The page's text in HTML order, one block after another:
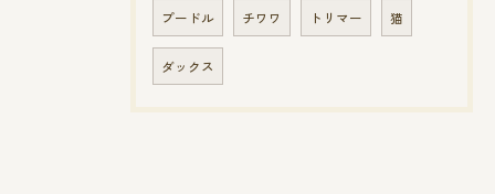
プードル チワワ トリマー 猫
ダックス